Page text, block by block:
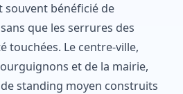
bénéficié de
que les serrures des
touchées. Le centre-ville,
et de la mairie,
standing moyen construits